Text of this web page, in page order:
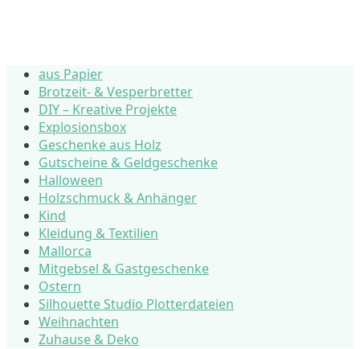
aus Papier
Brotzeit- & Vesperbretter
DIY – Kreative Projekte
Explosionsbox
Geschenke aus Holz
Gutscheine & Geldgeschenke
Halloween
Holzschmuck & Anhänger
Kind
Kleidung & Textilien
Mallorca
Mitgebsel & Gastgeschenke
Ostern
Silhouette Studio Plotterdateien
Weihnachten
Zuhause & Deko